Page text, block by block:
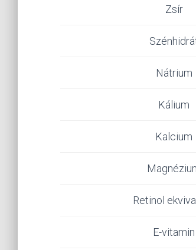
Zsír
Nátrium
Kálium
Kalcium
Retinol
E-vitamin